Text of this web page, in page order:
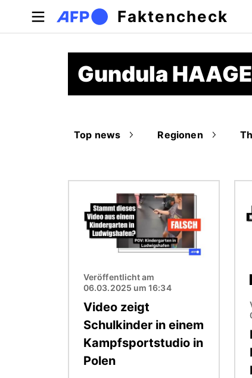
Faktencheck
Gundula HAAGE
Top news Regionen
Veröffentlicht am
06.03.2025 um 16:34
Video zeigt
Schulkinder in einem
Kampfsportstudio in
Polen